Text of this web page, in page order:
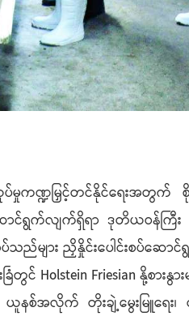
ဏ္ဍမြှင့်တင်နိုင်ရေးအတွက် စိုက်ပ
င်းဆောင်ရွက်လျက်ရှိရာ ဒုတိယဝ
ည်များ ညှိနှိုင်းပေါင်းစပ်ဆော
Holstein Friesian နို့စားနွ
ယူနစ်အလိုက် တိုးချဲ့မွေးမြူရေး